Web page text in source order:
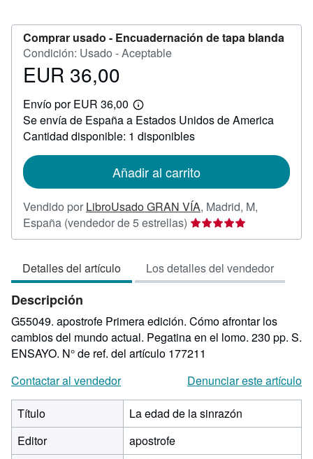
Comprar usado - Encuadernación de tapa blanda
Condición: Usado - Aceptable
Precio
36,00
EUR 36,00
Envío por EUR 36,00
Más
información
sobre
las
envío
Se envía de España a Estados Unidos de America
Cantidad disponible: 1 disponibles
Añadir al carrito
Vendido por LibroUsado GRAN VÍA, Madrid, M,
España (vendedor de 5 estrellas) Calificación
del
5
de
estrellas
Detalles del artículo Los detalles del vendedor
Descripción
G55049. apostrofe Primera edición. Cómo afrontar los
cambios del mundo actual. Pegatina en el lomo. 230 pp. S.
ENSAYO. N° de ref. del artículo 177211
Contactar al vendedor
Denunciar este artículo
Título
La edad de la sinrazón
Editor
apostrofe